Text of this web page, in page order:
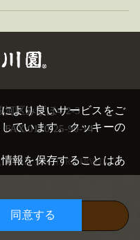
かごに入れる
河区みずほ4-2-3
FAX:0120-25-90-14
ALL RIGHTS RESERVED.
より良いサービスをご
ています。クッキーの
報を保存することはあ
閉
じ
る
同意する